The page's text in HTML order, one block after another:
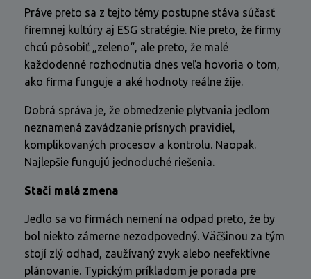
Práve preto sa z tejto témy postupne stáva súčasť
firemnej kultúry aj ESG stratégie. Nie preto, že firmy
chcú pôsobiť „zeleno“, ale preto, že malé
každodenné rozhodnutia dnes veľa hovoria o tom,
ako firma funguje a aké hodnoty reálne žije.
Dobrá správa je, že obmedzenie plytvania jedlom
neznamená zavádzanie prísnych pravidiel,
komplikovaných procesov a kontrolu. Naopak.
Najlepšie fungujú jednoduché riešenia.
Stačí malá zmena
Jedlo sa vo firmách nemení na odpad preto, že by
bol niekto zámerne nezodpovedný. Väčšinou za tým
stojí zlý odhad, zaužívaný zvyk alebo neefektívne
plánovanie. Typickým príkladom je porada pre